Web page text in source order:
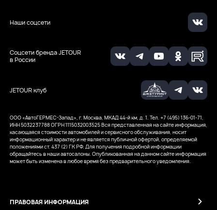
JETOUR клуб
Соцсети бренда JETOUR
в России
Наши соцсети
ООО ‭«АвтоГЕРМЕС-Запад», г. Москва, МКАД 44-й км, д. 1. Тел. +7 (495) 136-01-71,
ИНН 5032237788ОГРН 1115032003525Вся представленная на сайте информация,
касающаяся стоимости автомобилей и сервисного обслуживания, носит
информационный характер и не является публичной офертой, определяемой
положениями ст. 437 (2) ГК РФ. Для получения подробной информации
обращайтесь в наши автосалоны. Опубликованная на данном сайте информация
может быть изменена в любое время без предварительного уведомления.
ПРАВОВАЯ ИНФОРМАЦИЯ